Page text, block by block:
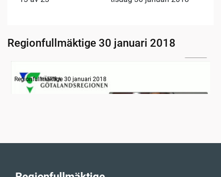
Regionfullmäktige 30 januari 2018
Information
Regionfullmäktige 30 januari 2018